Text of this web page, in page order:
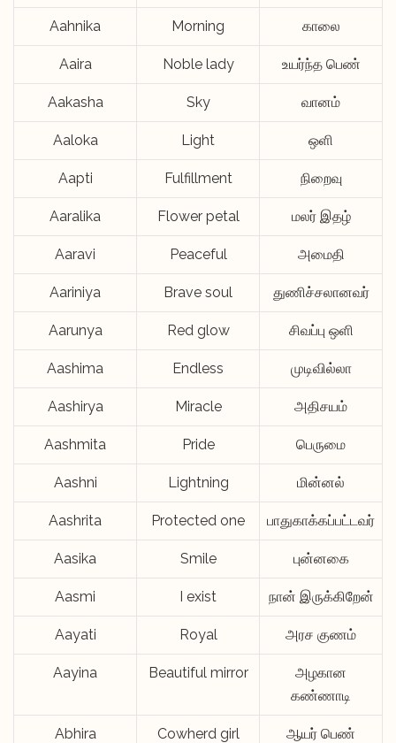
Aahnika Morning காலை
Aaira Noble lady உயர்ந்த பெண்
Aakasha Sky வானம்
Aaloka Light ஒளி
Aapti Fulfillment நிறைவு
Aaralika Flower petal மலர் இதழ்
Aaravi Peaceful அமைதி
Aariniya Brave soul துணிச்சலானவர்
Aarunya Red glow சிவப்பு ஒளி
Aashima Endless முடிவில்லா
Aashirya Miracle அதிசயம்
Aashmita Pride பெருமை
Aashni Lightning மின்னல்
Aashrita Protected one பாதுகாக்கப்பட்டவர்
Aasika Smile புன்னகை
Aasmi I exist நான் இருக்கிறேன்
Aayati Royal அரச குணம்
Aayina Beautiful mirror
அழகான
கண்ணாடி
Abhira Cowherd girl ஆயர் பெண்